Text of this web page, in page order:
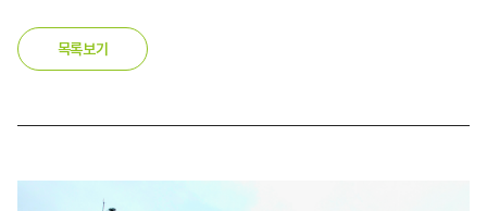
목록보기